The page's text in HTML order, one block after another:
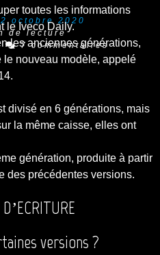
octobre 2020
de lecture
7 commentaires
toutes les informations
le Iveco Daily.
les anciennes générations,
le nouveau modèle, appelé
divisé en 6 générations, mais
la même caisse, elles ont
génération, produite à partir
des précédentes versions.
versions ?